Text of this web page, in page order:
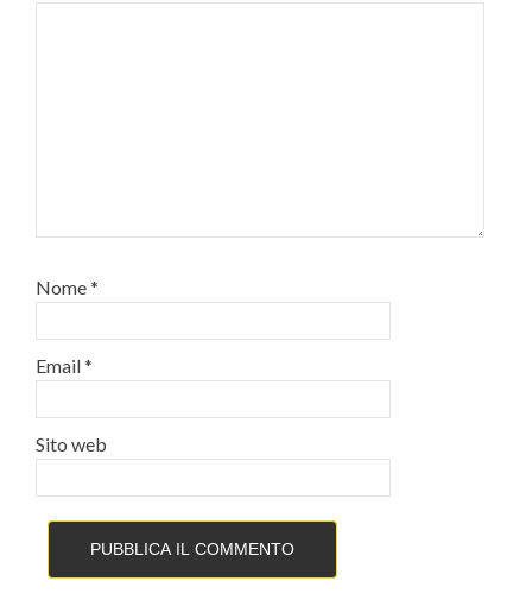
Nome*
Email*
Sito web